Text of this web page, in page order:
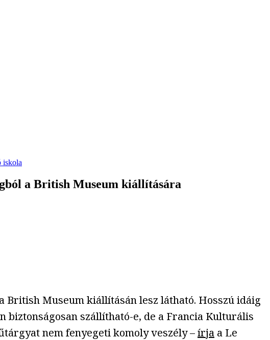
iskola
a British Museum kiállítására
Museum kiállításán lesz látható. Hosszú idáig
szállítható-e, de a Francia Kulturális
nem fenyegeti komoly veszély –írja a Le